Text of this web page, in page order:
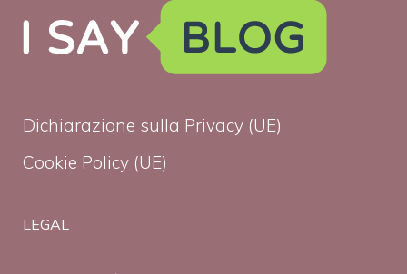
Dichiarazione sulla Privacy (UE)
Cookie Policy (UE)
LEGAL